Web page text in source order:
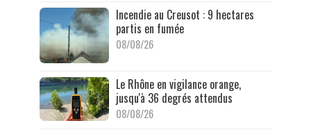
Incendie au Creusot : 9 hectares
partis en fumée
08/08/26
Le Rhône en vigilance orange,
jusqu'à 36 degrés attendus
08/08/26